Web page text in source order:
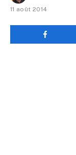
11 août 2014